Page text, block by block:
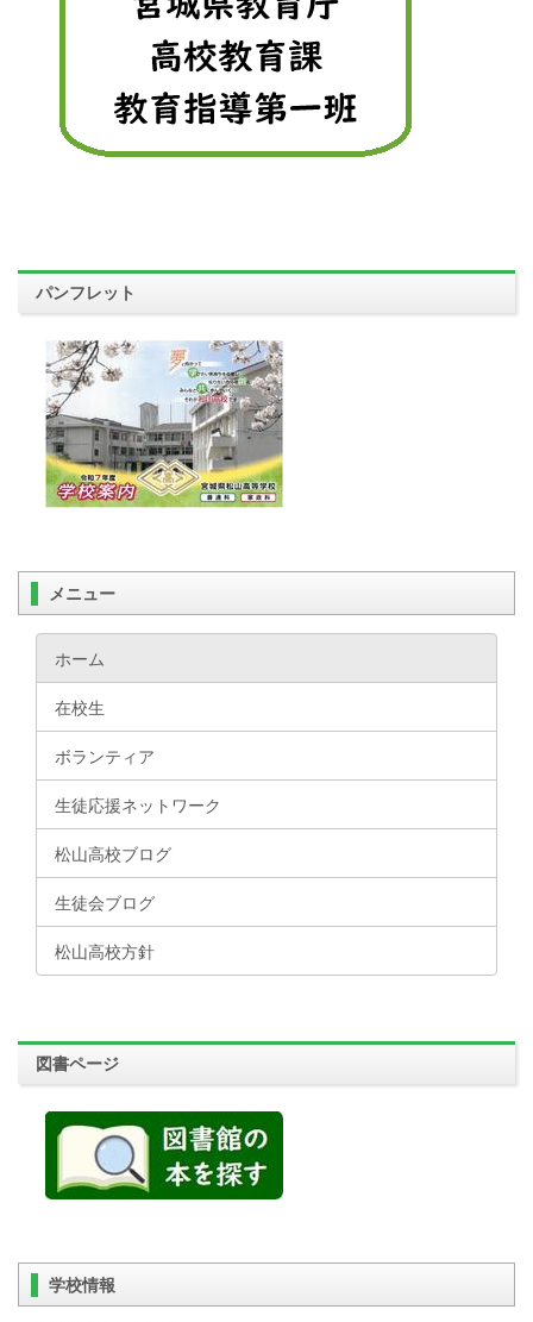
パンフレット
メニュー
ホーム
在校生
ボランティア
生徒応援ネットワーク
松山高校ブログ
生徒会ブログ
松山高校方針
図書ページ
学校情報